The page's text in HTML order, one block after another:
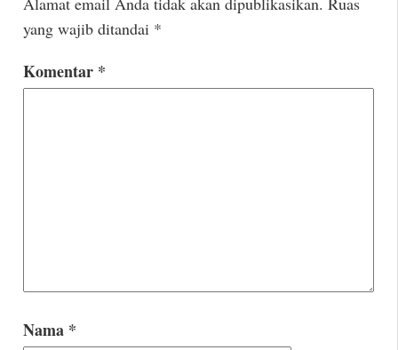
yang wajib ditandai *
Komentar *
Nama *